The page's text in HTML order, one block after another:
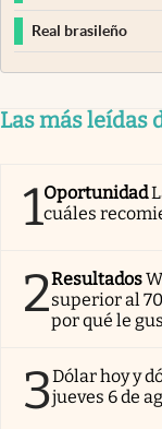
Real brasileño
Las más leídas
1Oportunidad
cuáles
2Resultados
superior al
por qué le
3Dólar hoy y
jueves 6 de